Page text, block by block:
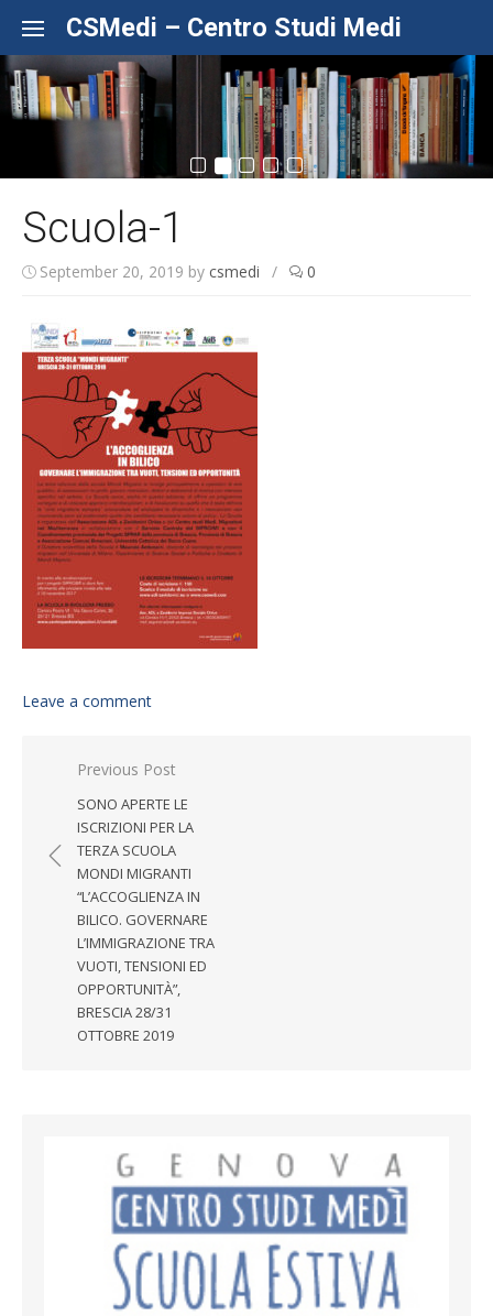
CSMedi – Centro Studi Medi
Scuola-1
September 20, 2019 by csmedi / 0
Leave a comment
Post navigation
Previous Post
SONO APERTE LE
ISCRIZIONI PER LA
TERZA SCUOLA
MONDI MIGRANTI
“L’ACCOGLIENZA IN
BILICO. GOVERNARE
L’IMMIGRAZIONE TRA
VUOTI, TENSIONI ED
OPPORTUNITÀ”,
BRESCIA 28/31
OTTOBRE 2019